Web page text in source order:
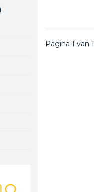
Pagina 1 van 1